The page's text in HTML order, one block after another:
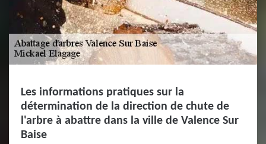
Les informations pratiques sur la
détermination de la direction de chute de
l'arbre à abattre dans la ville de Valence Sur
Baise